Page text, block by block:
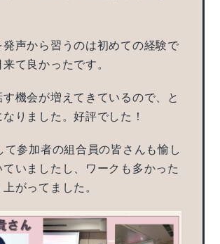
発声から習うのは初めての経験で
て良かったです。
す機会が増えてきているので、と
りました。好評でした！
て参加者の組合員の皆さんも愉し
ていましたし、ワークも多かった
上がってました。